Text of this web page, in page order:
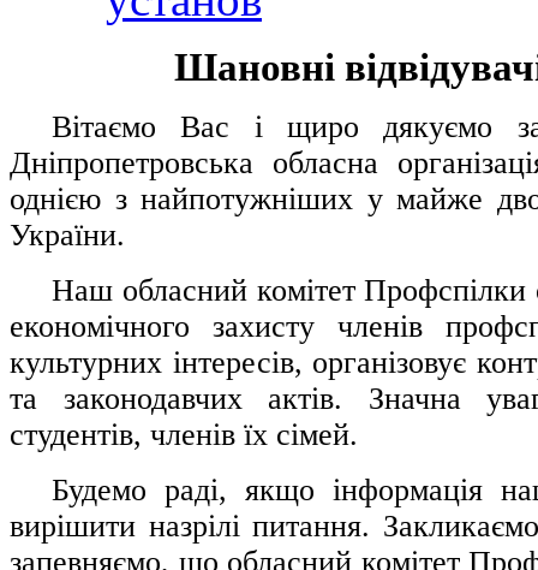
Шановні
Вітаємо Вас і щиро дякуємо за
Дніпропетровська обласна
однією з найпотужніших у майже
України.
Наш обласний комітет Профспілки
економічного захисту членів
культурних інтересів, організовує
та законодавчих актів. Значна
студентів, членів їх сімей.
Будемо раді, якщо інформація
вирішити назрілі питання.
запевняємо, що обласний комітет